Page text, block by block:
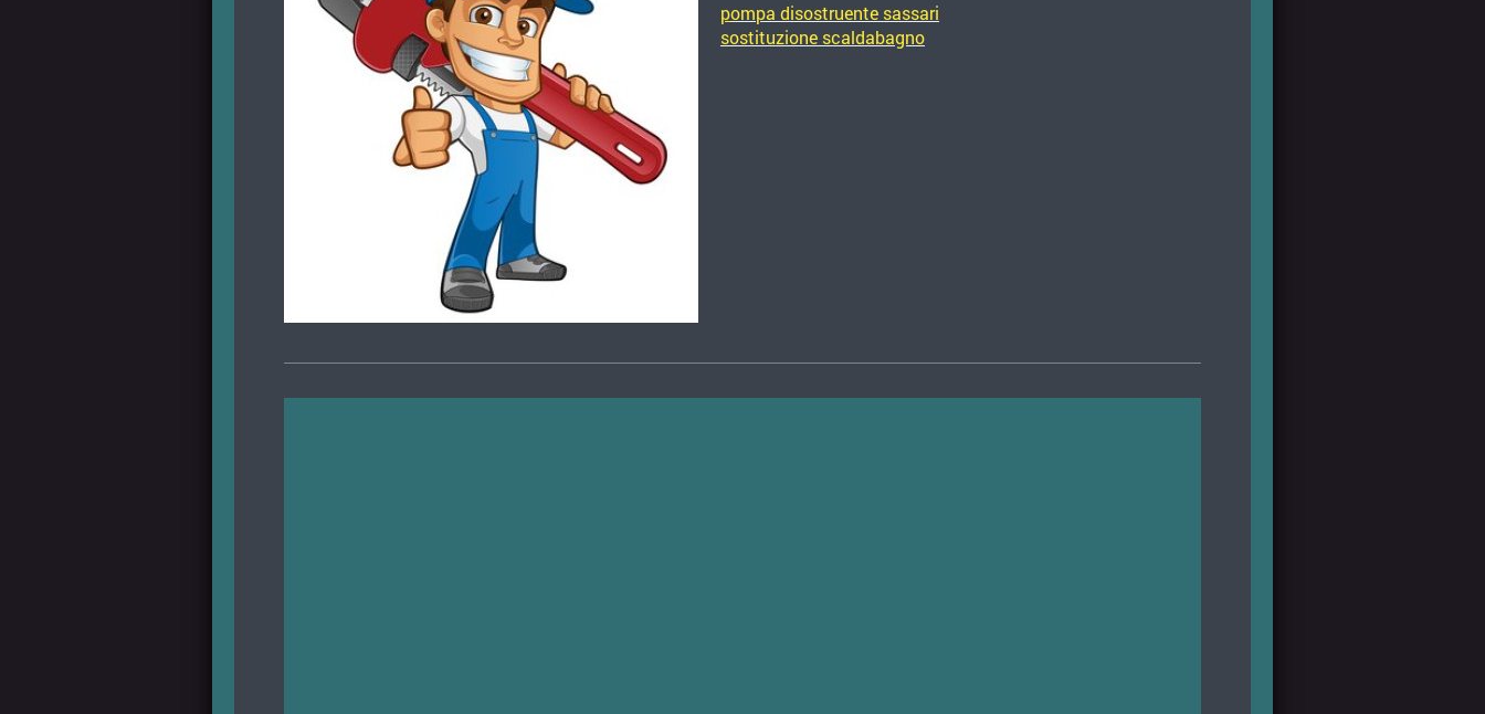
pompa disostruente sassari
sostituzione scaldabagno